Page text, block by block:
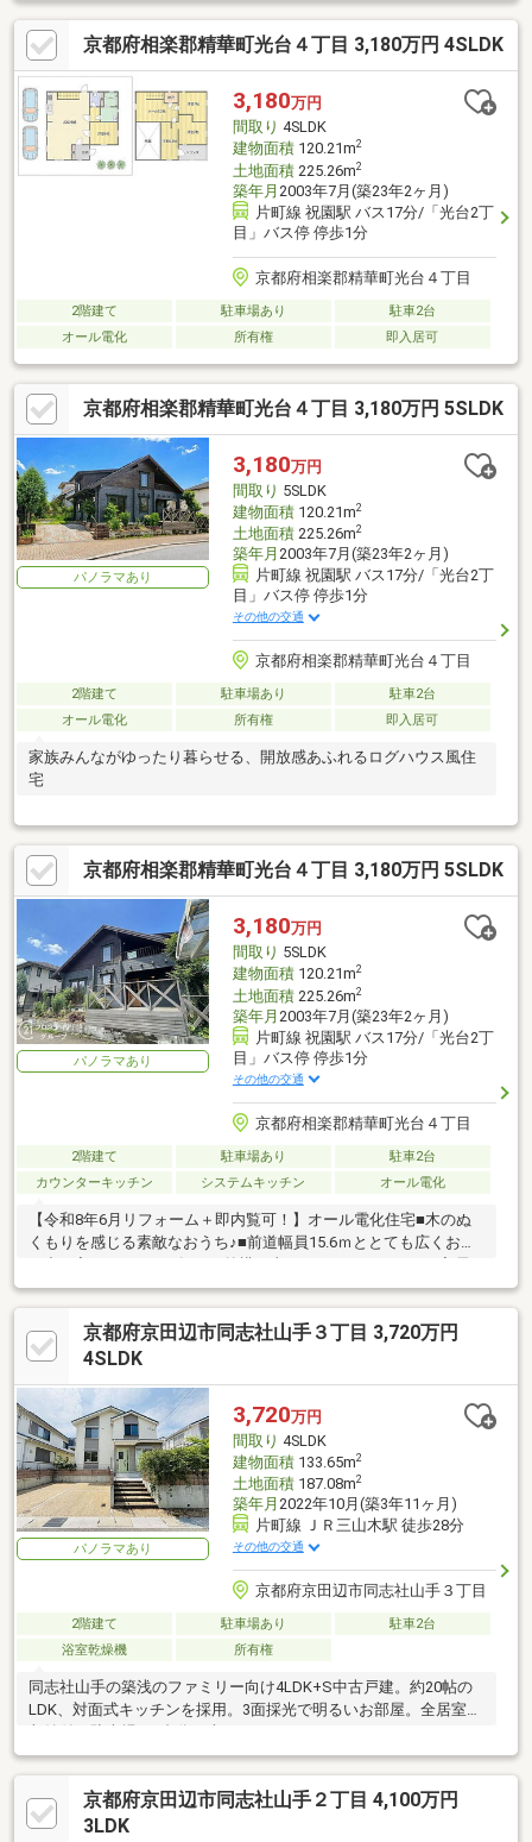
京都府相楽郡精華町光台４丁目 3,180万円 4SLDK
3,180万円
間取り 4SLDK
建物面積120.21m2
土地面積225.26m2
築年月 2003年7月(築23年2ヶ月)
片町線 祝園駅 バス17分/「光台2丁
目」バス停 停歩1分
京都府相楽郡精華町光台４丁目
2階建て 駐車場あり
駐車2台
オール電化
所有権 即入居可
京都府相楽郡精華町光台４丁目 3,180万円 5SLDK
パノラマあり
3,180万円
間取り 5SLDK
建物面積120.21m2
土地面積225.26m2
築年月 2003年7月(築23年2ヶ月)
片町線 祝園駅 バス17分/「光台2丁
目」バス停 停歩1分
その他の交通
京都府相楽郡精華町光台４丁目
2階建て 駐車場あり
駐車2台
オール電化
所有権 即入居可
家族みんながゆったり暮らせる、開放感あふれるログハウス風住
宅
京都府相楽郡精華町光台４丁目 3,180万円 5SLDK
パノラマあり
3,180万円
間取り 5SLDK
建物面積120.21m2
土地面積225.26m2
築年月 2003年7月(築23年2ヶ月)
片町線 祝園駅 バス17分/「光台2丁
目」バス停 停歩1分
その他の交通
京都府相楽郡精華町光台４丁目
2階建て 駐車場あり
駐車2台
カウンターキッチン
システムキッチン オール電化
【令和8年6月リフォーム＋即内覧可！】オール電化住宅■木のぬ
くもりを感じる素敵なおうち♪■前道幅員15.6ｍととても広くお車
可能！
京都府京田辺市同志社山手３丁目 3,720万円
4SLDK
パノラマあり
3,720万円
間取り 4SLDK
建物面積133.65m2
土地面積187.08m2
築年月 2022年10月(築3年11ヶ月)
片町線 ＪＲ三山木駅 徒歩28分
その他の交通
京都府京田辺市同志社山手３丁目
2階建て 駐車場あり
駐車2台
浴室乾燥機
所有権
同志社山手の築浅のファミリー向け4LDK+S中古戸建。約20帖の
LDK、対面式キッチンを採用。3面採光で明るいお部屋。全居室に
京都府京田辺市同志社山手２丁目 4,100万円
3LDK